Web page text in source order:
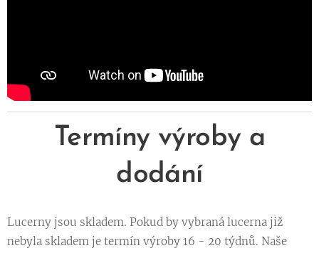
Termíny výroby a
dodání
Lucerny jsou skladem. Pokud by vybraná lucerna již
nebyla skladem je termín výroby 16 - 20 týdnů. Naše